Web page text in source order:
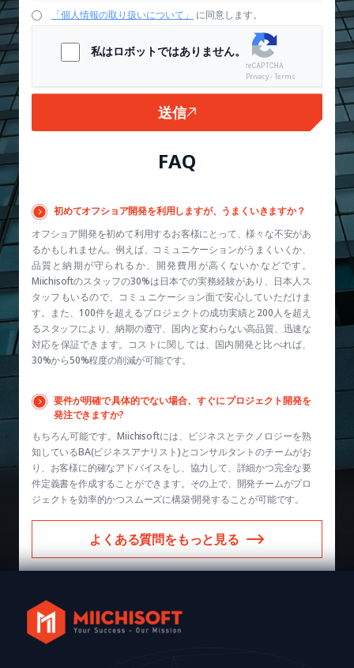
「個人情報の取り扱いについて」 に同意します。
私はロボットではありません。
Privacy - Terms
送信
FAQ
初めてオフショア開発を利用しますが、うまくいきますか？
オフショア開発を初めて利用するお客様にとって、様々な不安があ
るかもしれません。例えば、コミュニケーションがうまくいくか、
品質と納期が守られるか、開発費用が高くないかなどです。
Miichisoftのスタッフの30%は日本での実務経験があり、日本人ス
タッフもいるので、コミュニケーション面で安心していただけま
す。また、100件を超えるプロジェクトの成功実績と200人を超え
るスタッフにより、納期の遵守、国内と変わらない高品質、迅速な
対応を保証できます。コストに関しては、国内開発と比べれば、
30%から50%程度の削減が可能です。
要件が明確で具体的でない場合、すぐにプロジェクト開発を
発注できますか?
もちろん可能です。Miichisoftには、ビジネスとテクノロジーを熟
知しているBA(ビジネスアナリスト)とコンサルタントのチームがお
り、お客様に的確なアドバイスをし、協力して、詳細かつ完全な要
件定義書を作成することができます。その上で、開発チームがプロ
ジェクトを効率的かつスムーズに構築·開発することが可能です。
よくある質問をもっと見る